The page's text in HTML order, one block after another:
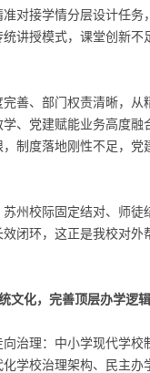
对接学情分层设计任务
讲授模式，课堂创新不
善、部门权责清晰，从
、党建赋能业务高度融
制度落地刚性不足，党
州校际固定结对、师徒
闭环，这正是我校对外
文化，完善顶层办学逻辑
治理：中小学现代学校
学校治理架构、民主办